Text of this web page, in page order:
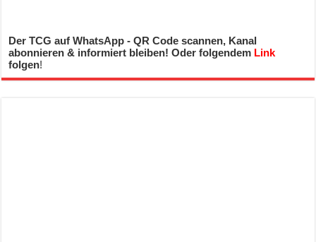
Der TCG auf WhatsApp - QR Code scannen, Kanal
abonnieren & informiert bleiben! Oder folgendem Link
folgen!